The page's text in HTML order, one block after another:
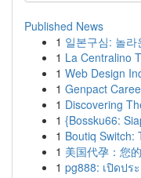
Published News
1 일본구심: 놀
1 La Centralino
1 Web Design
1 Genpact
1 Discovering
1 {Bossku66:
1 Boutiq Switch:
1 美国代孕：您
1 pg888: เปิดป